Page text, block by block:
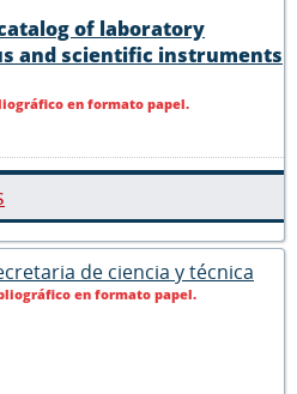
of laboratory
and scientific instruments
en formato papel.
de ciencia y técnica
en formato papel.